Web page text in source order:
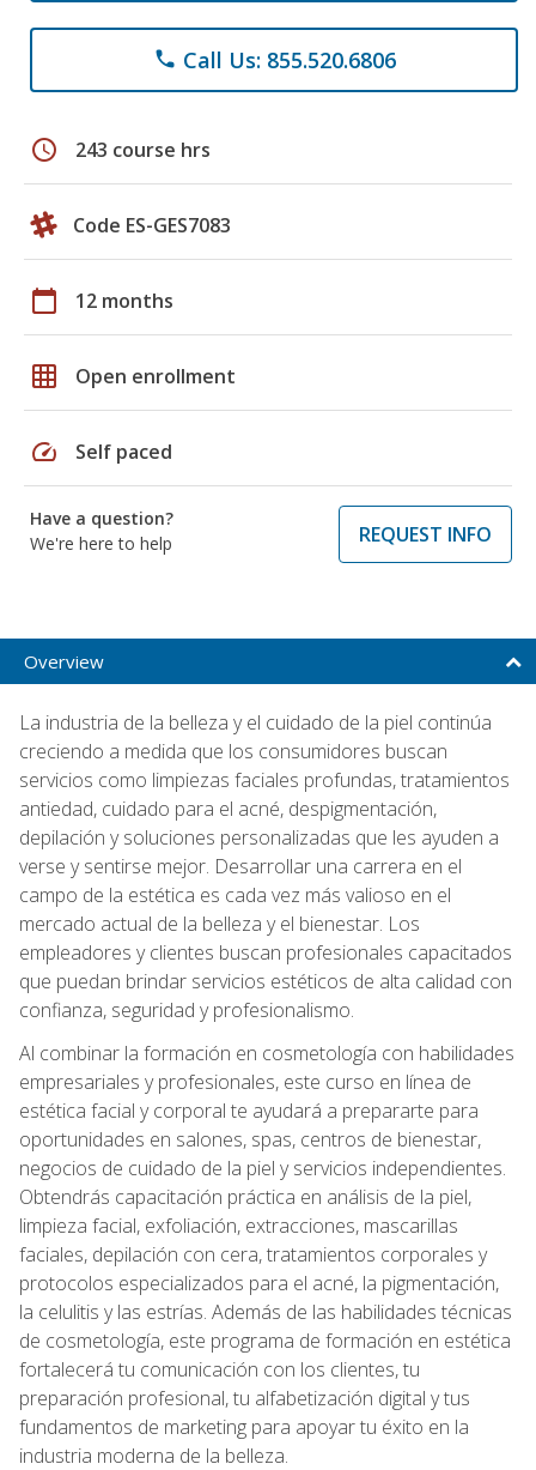
phone Call Us: 855.520.6806
schedule 243 course hrs
Code ES-GES7083
calendar_today 12 months
grid_on Open enrollment
speed Self paced
Have a question?
We're here to help
REQUEST INFO
Overview
La industria de la belleza y el cuidado de la piel continúa
creciendo a medida que los consumidores buscan
servicios como limpiezas faciales profundas, tratamientos
antiedad, cuidado para el acné, despigmentación,
depilación y soluciones personalizadas que les ayuden a
verse y sentirse mejor. Desarrollar una carrera en el
campo de la estética es cada vez más valioso en el
mercado actual de la belleza y el bienestar. Los
empleadores y clientes buscan profesionales capacitados
que puedan brindar servicios estéticos de alta calidad con
confianza, seguridad y profesionalismo.
Al combinar la formación en cosmetología con habilidades
empresariales y profesionales, este curso en línea de
estética facial y corporal te ayudará a prepararte para
oportunidades en salones, spas, centros de bienestar,
negocios de cuidado de la piel y servicios independientes.
Obtendrás capacitación práctica en análisis de la piel,
limpieza facial, exfoliación, extracciones, mascarillas
faciales, depilación con cera, tratamientos corporales y
protocolos especializados para el acné, la pigmentación,
la celulitis y las estrías. Además de las habilidades técnicas
de cosmetología, este programa de formación en estética
fortalecerá tu comunicación con los clientes, tu
preparación profesional, tu alfabetización digital y tus
fundamentos de marketing para apoyar tu éxito en la
industria moderna de la belleza.